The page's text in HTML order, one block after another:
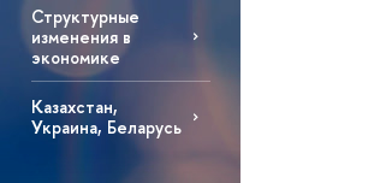
Структурные
изменения в
экономике
Казахстан,
Украина, Беларусь